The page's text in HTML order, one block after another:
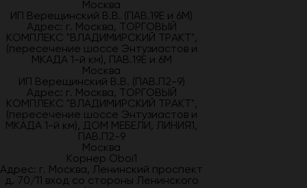
Москва
ИП Верещинский В.В. (ПАВ.19Е и 6М)
Адрес: г. Москва, ТОРГОВЫЙ
КОМПЛЕКС "ВЛАДИМИРСКИЙ ТРАКТ",
(пересечение шоссе Энтузиастов и
МКАДА 1-й км), ПАВ.19Е и 6М
Москва
ИП Верещинский В.В. (ПАВ.П2-9)
Адрес: г. Москва, ТОРГОВЫЙ
КОМПЛЕКС "ВЛАДИМИРСКИЙ ТРАКТ",
(пересечение шоссе Энтузиастов и
МКАДА 1-й км), ДОМ МЕБЕЛИ, ЛИНИЯ1,
ПАВ.П2-9
Москва
Корнер Oboi1
Адрес: г. Москва, Ленинский проспект
д. 70/11 вход со стороны Ленинского